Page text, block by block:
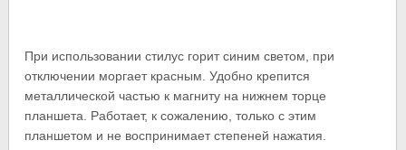
При использовании стилус горит синим светом, при
отключении моргает красным. Удобно крепится
металлической частью к магниту на нижнем торце
планшета. Работает, к сожалению, только с этим
планшетом и не воспринимает степеней нажатия.